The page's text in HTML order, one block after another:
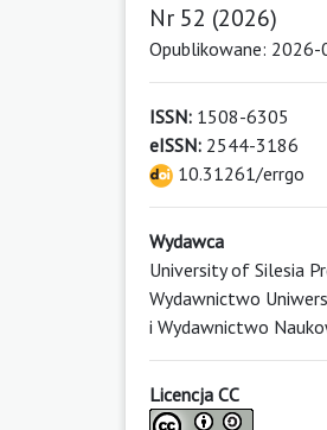
Nr 52 (2026)
Opublikowane: 2026-
ISSN: 1508-6305
eISSN: 2544-3186
10.31261/errgo
Wydawca
University of Silesia
Wydawnictwo
i Wydawnictwo
Licencja CC